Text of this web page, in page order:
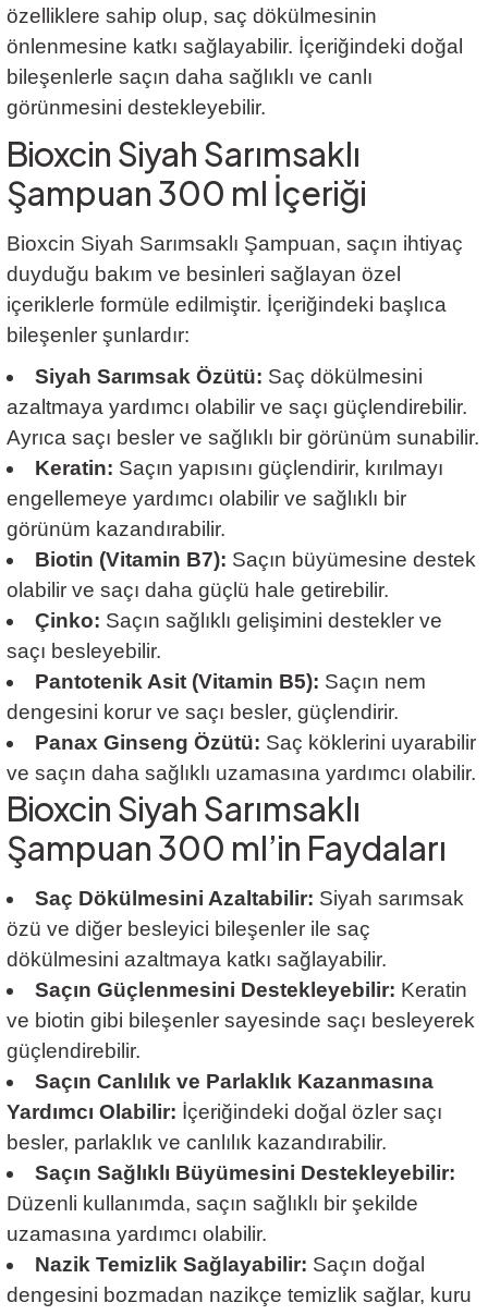
özelliklere sahip olup, saç dökülmesinin
önlenmesine katkı sağlayabilir. İçeriğindeki doğal
bileşenlerle saçın daha sağlıklı ve canlı
görünmesini destekleyebilir.
Bioxcin Siyah Sarımsaklı
Şampuan 300 ml İçeriği
Bioxcin Siyah Sarımsaklı Şampuan, saçın ihtiyaç
duyduğu bakım ve besinleri sağlayan özel
içeriklerle formüle edilmiştir. İçeriğindeki başlıca
bileşenler şunlardır:
Siyah Sarımsak Özütü: Saç dökülmesini
azaltmaya yardımcı olabilir ve saçı güçlendirebilir.
Ayrıca saçı besler ve sağlıklı bir görünüm sunabilir.
Keratin: Saçın yapısını güçlendirir, kırılmayı
engellemeye yardımcı olabilir ve sağlıklı bir
görünüm kazandırabilir.
Biotin (Vitamin B7): Saçın büyümesine destek
olabilir ve saçı daha güçlü hale getirebilir.
Çinko: Saçın sağlıklı gelişimini destekler ve
saçı besleyebilir.
Pantotenik Asit (Vitamin B5): Saçın nem
dengesini korur ve saçı besler, güçlendirir.
Panax Ginseng Özütü: Saç köklerini uyarabilir
ve saçın daha sağlıklı uzamasına yardımcı olabilir.
Bioxcin Siyah Sarımsaklı
Şampuan 300 ml’in Faydaları
Saç Dökülmesini Azaltabilir: Siyah sarımsak
özü ve diğer besleyici bileşenler ile saç
dökülmesini azaltmaya katkı sağlayabilir.
Saçın Güçlenmesini Destekleyebilir: Keratin
ve biotin gibi bileşenler sayesinde saçı besleyerek
güçlendirebilir.
Saçın Canlılık ve Parlaklık Kazanmasına
Yardımcı Olabilir: İçeriğindeki doğal özler saçı
besler, parlaklık ve canlılık kazandırabilir.
Saçın Sağlıklı Büyümesini Destekleyebilir:
Düzenli kullanımda, saçın sağlıklı bir şekilde
uzamasına yardımcı olabilir.
Nazik Temizlik Sağlayabilir: Saçın doğal
dengesini bozmadan nazikçe temizlik sağlar, kuru